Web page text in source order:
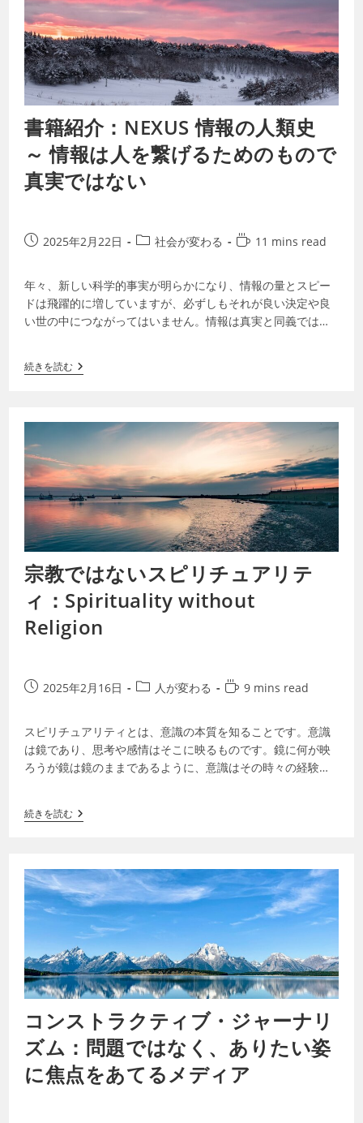
書籍紹介：NEXUS 情報の人類史
～ 情報は人を繋げるためのもので
真実ではない
2025年2月22日 社会が変わる 11 mins read
年々、新しい科学的事実が明らかになり、情報の量とスピー
ドは飛躍的に増していますが、必ずしもそれが良い決定や良
い世の中につながってはいません。情報は真実と同義ではな
続きを読む
宗教ではないスピリチュアリテ
ィ：Spirituality without
Religion
2025年2月16日 人が変わる 9 mins read
スピリチュアリティとは、意識の本質を知ることです。意識
は鏡であり、思考や感情はそこに映るものです。鏡に何が映
ろうが鏡は鏡のままであるように、意識はその時々の経験に
続きを読む
コンストラクティブ・ジャーナリ
ズム：問題ではなく、ありたい姿
に焦点をあてるメディア